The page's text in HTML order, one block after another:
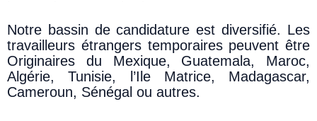
Notre bassin de candidature est diversifié. Les
travailleurs étrangers temporaires peuvent être
Originaires du Mexique, Guatemala, Maroc,
Algérie, Tunisie, l’Ile Matrice, Madagascar,
Cameroun, Sénégal ou autres.